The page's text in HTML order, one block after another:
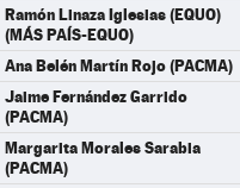
Ramón Linaza Iglesias (EQUO)
(MÁS PAÍS-EQUO)
Ana Belén Martín Rojo (PACMA)
Jaime Fernández Garrido
(PACMA)
Margarita Morales Sarabia
(PACMA)